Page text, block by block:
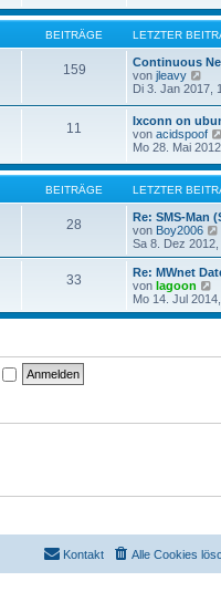
g
BEITRÄGE LETZTER
159
Continuous
von jleavy
e
e
s
t
e
r
B
e
i
t
r
a
g
Di 3. Jan 2017,
11
Ixconn on
von acidspoof
Mo 28. Mai
BEITRÄGE LETZTER
28
Re: SMS-Man
von Boy2006
e
i
Sa 8. Dez 2012,
33
Re: MWnet
von lagoon
e
u
Mo 14. Jul
Alle Cookies
Kontakt